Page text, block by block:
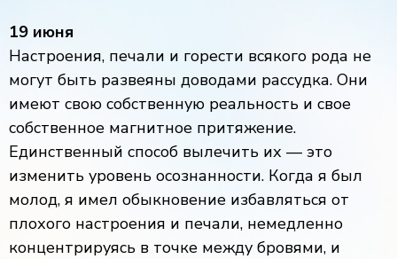
19 июня
Настроения, печали и горести всякого рода не
могут быть развеяны доводами рассудка. Они
имеют свою собственную реальность и свое
собственное магнитное притяжение.
Единственный способ вылечить их — это
изменить уровень осознанности. Когда я был
молод, я имел обыкновение избавляться от
плохого настроения и печали, немедленно
концентрируясь в точке между бровями, и